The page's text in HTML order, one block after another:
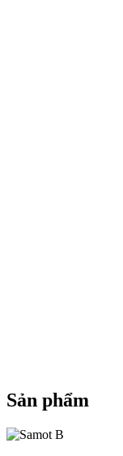
Sản phẩm